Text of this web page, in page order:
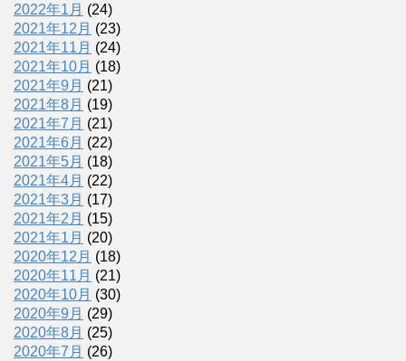
2022年1月 (24)
2021年12月 (23)
2021年11月 (24)
2021年10月 (18)
2021年9月 (21)
2021年8月 (19)
2021年7月 (21)
2021年6月 (22)
2021年5月 (18)
2021年4月 (22)
2021年3月 (17)
2021年2月 (15)
2021年1月 (20)
2020年12月 (18)
2020年11月 (21)
2020年10月 (30)
2020年9月 (29)
2020年8月 (25)
2020年7月 (26)